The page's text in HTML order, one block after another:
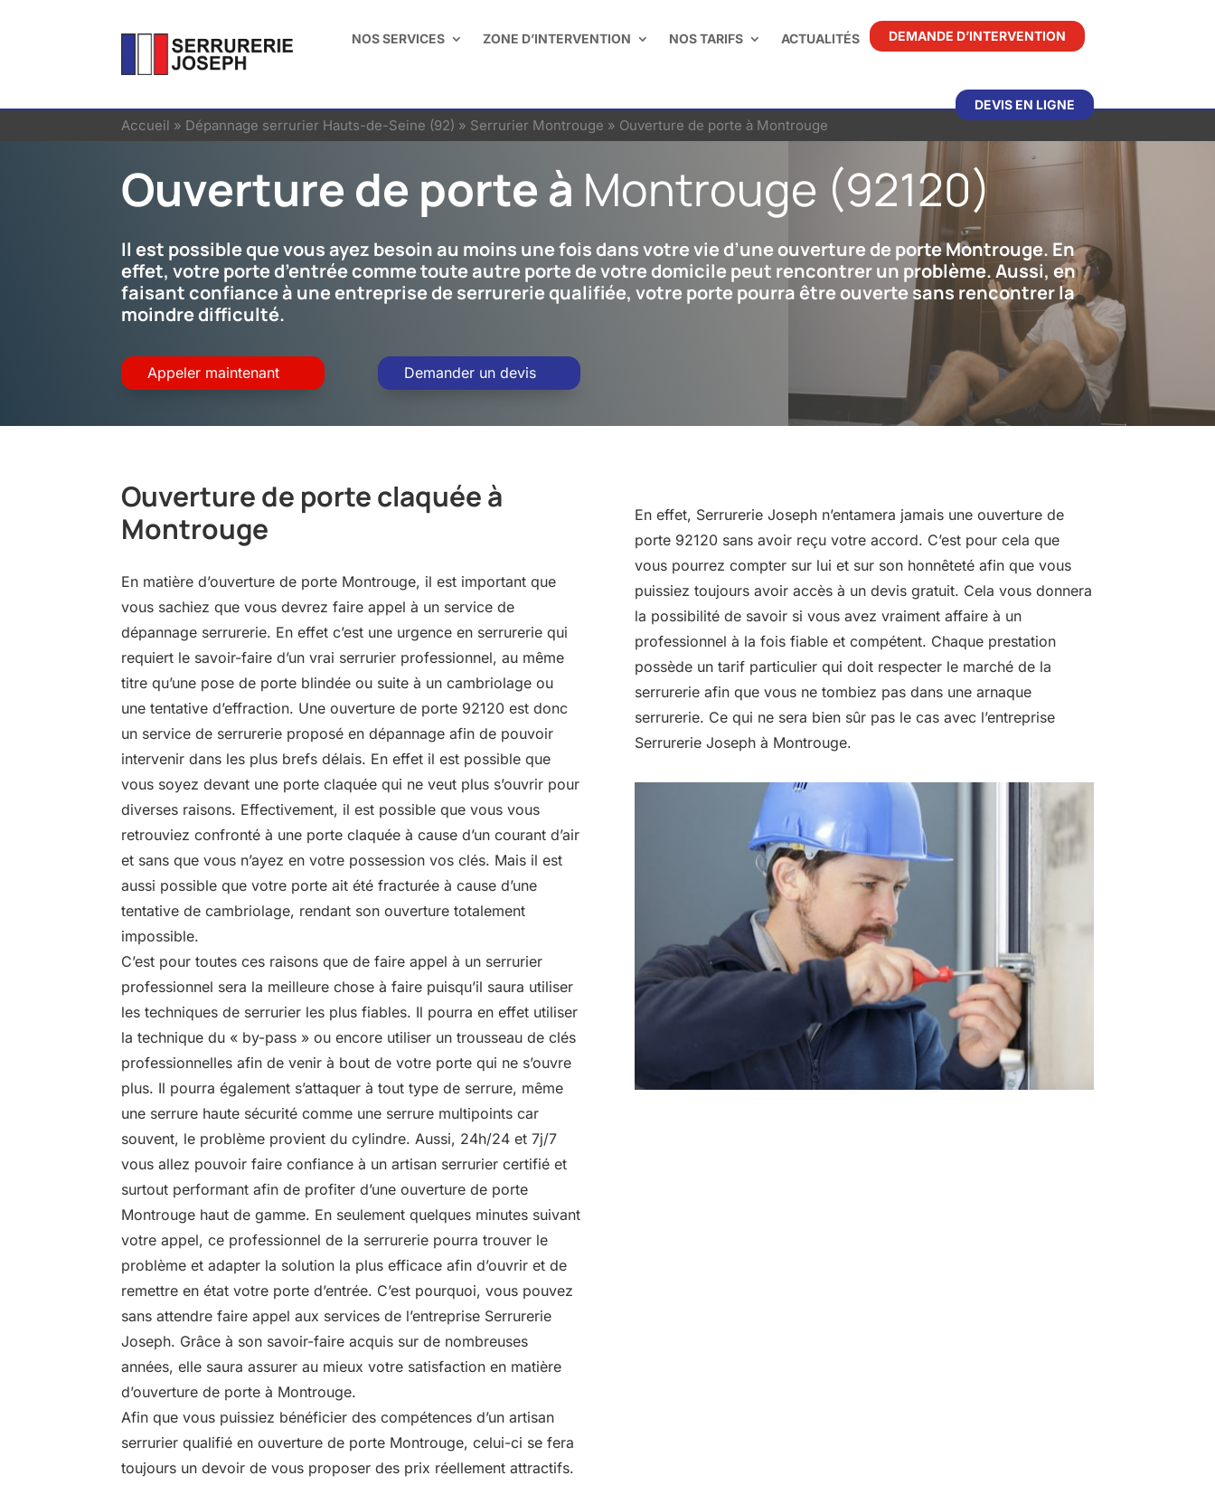
NOS SERVICES ZONE D’INTERVENTION NOS TARIFS ACTUALITÉS DEMANDE D’INTERVENTION
DEVIS EN LIGNE
Accueil » Dépannage serrurier Hauts-de-Seine (92) » Serrurier Montrouge » Ouverture de porte à Montrouge
Ouverture de porte à Montrouge (92120)
Il est possible que vous ayez besoin au moins une fois dans votre vie d’une ouverture de porte Montrouge. En
effet, votre porte d’entrée comme toute autre porte de votre domicile peut rencontrer un problème. Aussi, en
faisant confiance à une entreprise de serrurerie qualifiée, votre porte pourra être ouverte sans rencontrer la
moindre difficulté.
Appeler maintenant Demander un devis
Ouverture de porte claquée à
Montrouge
En matière d’ouverture de porte Montrouge, il est important que
vous sachiez que vous devrez faire appel à un service de
dépannage serrurerie. En effet c’est une urgence en serrurerie qui
requiert le savoir-faire d’un vrai serrurier professionnel, au même
titre qu’une pose de porte blindée ou suite à un cambriolage ou
une tentative d’effraction. Une ouverture de porte 92120 est donc
un service de serrurerie proposé en dépannage afin de pouvoir
intervenir dans les plus brefs délais. En effet il est possible que
vous soyez devant une porte claquée qui ne veut plus s’ouvrir pour
diverses raisons. Effectivement, il est possible que vous vous
retrouviez confronté à une porte claquée à cause d’un courant d’air
et sans que vous n’ayez en votre possession vos clés. Mais il est
aussi possible que votre porte ait été fracturée à cause d’une
tentative de cambriolage, rendant son ouverture totalement
impossible.
C’est pour toutes ces raisons que de faire appel à un serrurier
professionnel sera la meilleure chose à faire puisqu’il saura utiliser
les techniques de serrurier les plus fiables. Il pourra en effet utiliser
la technique du « by-pass » ou encore utiliser un trousseau de clés
professionnelles afin de venir à bout de votre porte qui ne s’ouvre
plus. Il pourra également s’attaquer à tout type de serrure, même
une serrure haute sécurité comme une serrure multipoints car
souvent, le problème provient du cylindre. Aussi, 24h/24 et 7j/7
vous allez pouvoir faire confiance à un artisan serrurier certifié et
surtout performant afin de profiter d’une ouverture de porte
Montrouge haut de gamme. En seulement quelques minutes suivant
votre appel, ce professionnel de la serrurerie pourra trouver le
problème et adapter la solution la plus efficace afin d’ouvrir et de
remettre en état votre porte d’entrée. C’est pourquoi, vous pouvez
sans attendre faire appel aux services de l’entreprise Serrurerie
Joseph. Grâce à son savoir-faire acquis sur de nombreuses
années, elle saura assurer au mieux votre satisfaction en matière
d’ouverture de porte à Montrouge.
Afin que vous puissiez bénéficier des compétences d’un artisan
serrurier qualifié en ouverture de porte Montrouge, celui-ci se fera
toujours un devoir de vous proposer des prix réellement attractifs.
En effet, Serrurerie Joseph n’entamera jamais une ouverture de
porte 92120 sans avoir reçu votre accord. C’est pour cela que
vous pourrez compter sur lui et sur son honnêteté afin que vous
puissiez toujours avoir accès à un devis gratuit. Cela vous donnera
la possibilité de savoir si vous avez vraiment affaire à un
professionnel à la fois fiable et compétent. Chaque prestation
possède un tarif particulier qui doit respecter le marché de la
serrurerie afin que vous ne tombiez pas dans une arnaque
serrurerie. Ce qui ne sera bien sûr pas le cas avec l’entreprise
Serrurerie Joseph à Montrouge.